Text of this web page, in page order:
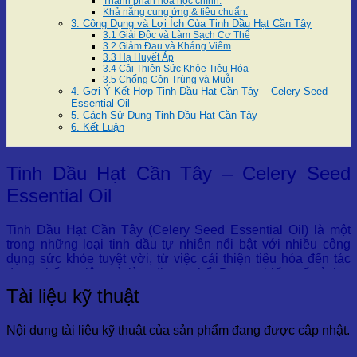
Khả năng cung ứng & tiêu chuẩn:
3. Công Dụng và Lợi Ích Của Tinh Dầu Hạt Cần Tây
3.1 Giải Độc và Làm Sạch Cơ Thể
3.2 Giảm Đau và Kháng Viêm
3.3 Hạ Huyết Áp
3.4 Cải Thiện Sức Khỏe Tiêu Hóa
3.5 Chống Côn Trùng và Muỗi
4. Gợi Ý Kết Hợp Tinh Dầu Hạt Cần Tây – Celery Seed
Essential Oil
5. Cách Sử Dụng Tinh Dầu Hạt Cần Tây
6. Kết Luận
Tinh Dầu Hạt Cần Tây – Celery Seed
Essential Oil
Tinh Dầu Hạt Cần Tây (Celery Seed Essential Oil) là một
trong những loại tinh dầu tự nhiên nổi bật với nhiều công
dụng sức khỏe tuyệt vời, từ việc cải thiện tiêu hóa đến tác
dụng chống viêm và làm dịu cơ thể. Được chiết xuất từ hạt
của cây cần tây (Apium graveolens), loại tinh dầu này không
chỉ có hương thơm đặc trưng mà còn mang lại những lợi ích
Tài liệu kỹ thuật
Nội dung tài liệu kỹ thuật của sản phẩm đang được cập nhật.